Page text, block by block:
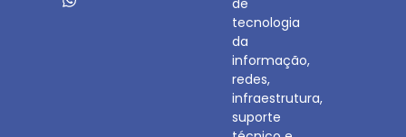
de
tecnologia
da
informação,
redes,
infraestrutura,
suporte